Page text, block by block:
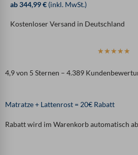
ab 344,99 € (inkl. MwSt.)
Kostenloser Versand in Deutschland
☆ ☆ ☆ ☆ ☆
w
t
4,9 von 5 Sternen – 4.389
Matratze + Lattenrost = 20€ Rabatt
Rabatt wird im Warenkorb automatisch